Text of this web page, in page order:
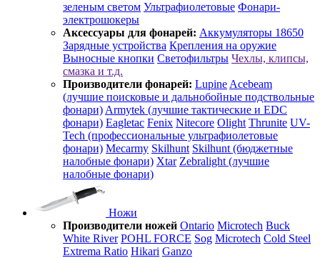
зеленым светом Ультрафиолетовые Фонари-
электрошокеры
Аксессуары для фонарей: Аккумуляторы 18650
Зарядные устройства Крепления на оружие
Выносные кнопки Светофильтры Чехлы, клипсы,
смазка и т.д.
Производители фонарей: Lupine Acebeam
(лучшие поисковые и дальнобойные подствольные
фонари) Armytek (лучшие тактические и EDC
фонари) Eagletac Fenix Nitecore Olight Thrunite UV-
Tech (профессиональные ультрафиолетовые
фонари) Mecarmy Skilhunt Skilhunt (бюджетные
налобные фонари) Xtar Zebralight (лучшие
налобные фонари)
Ножи
Производители ножей Ontario Microtech Buck
White River POHL FORCE Sog Microtech Cold Steel
Extrema Ratio Hikari Ganzo